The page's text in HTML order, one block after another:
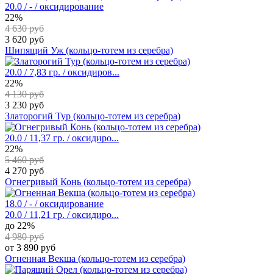
20.0 / - / оксидирование
22%
4 630 руб
3 620 руб
Шипящий Уж (кольцо-тотем из серебра)
20.0 / 7,83 гр. / оксидиров...
22%
4 130 руб
3 230 руб
Златорогий Тур (кольцо-тотем из серебра)
20.0 / 11,37 гр. / оксидиро...
22%
5 460 руб
4 270 руб
Огнегривый Конь (кольцо-тотем из серебра)
18.0 / - / оксидирование
20.0 / 11,21 гр. / оксидиро...
до 22%
4 980 руб
от 3 890 руб
Огненная Векша (кольцо-тотем из серебра)